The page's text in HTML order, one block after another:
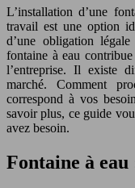
L’installation d’une fontaine à eau à la maison ou sur le lieu de
travail est une option
d’une obligation
fontaine à eau
l’entreprise. Il existe
marché. Comment
correspond à vos
savoir plus, ce guide
avez besoin.
Fontaine à